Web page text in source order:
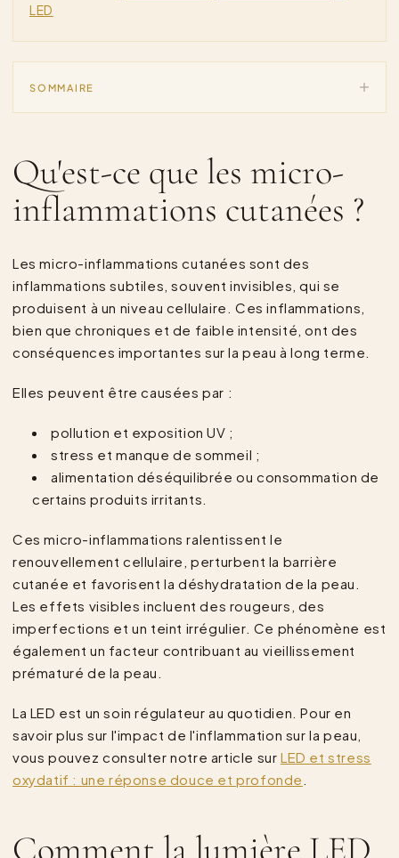
LED
SOMMAIRE
Qu'est-ce que les micro-
inflammations cutanées ?
Les micro-inflammations cutanées sont des
inflammations subtiles, souvent invisibles, qui se
produisent à un niveau cellulaire. Ces inflammations,
bien que chroniques et de faible intensité, ont des
conséquences importantes sur la peau à long terme.
Elles peuvent être causées par :
pollution et exposition UV ;
stress et manque de sommeil ;
alimentation déséquilibrée ou consommation de
certains produits irritants.
Ces micro-inflammations ralentissent le
renouvellement cellulaire, perturbent la barrière
cutanée et favorisent la déshydratation de la peau.
Les effets visibles incluent des rougeurs, des
imperfections et un teint irrégulier. Ce phénomène est
également un facteur contribuant au vieillissement
prématuré de la peau.
La LED est un soin régulateur au quotidien. Pour en
savoir plus sur l'impact de l'inflammation sur la peau,
vous pouvez consulter notre article surLED et stress
oxydatif : une réponse douce et profonde